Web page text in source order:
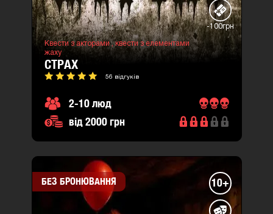
-100грн
Квести з акторами ,квести з елементами
жаху
СТРАХ
56 відгуків
2-10 люд
від 2000 грн
БЕЗ БРОНЮВАННЯ 10+